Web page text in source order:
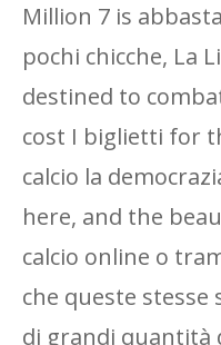
Million 7 is
pochi chicche, La
destined to
cost I biglietti for
calcio la
here, and the
calcio online o
che queste stesse
di grandi quantità